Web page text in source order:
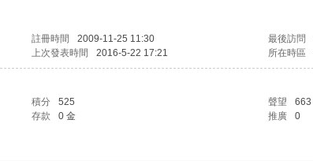
註冊時間 2009-11-25 11:30 最後訪問
上次發表時間 2016-5-22 17:21 所在時區
積分 525 聲望
663
存款 0 金 推廣
0